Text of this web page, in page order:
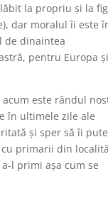
la propriu şi la
dar moralul îi este
de dinaintea
ă, pentru Europa
acum este rândul
în ultimele zile ale
ă şi sper să îi
primarii din localit
l primi aşa cum se